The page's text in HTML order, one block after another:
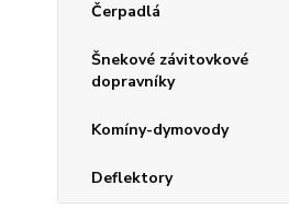
Čerpadlá
Šnekové závitovkové
dopravníky
Komíny-dymovody
Deflektory